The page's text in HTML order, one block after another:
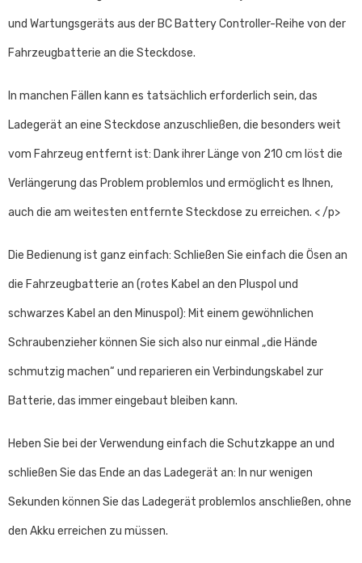
und Wartungsgeräts aus der BC Battery Controller-Reihe von der
Fahrzeugbatterie an die Steckdose.
In manchen Fällen kann es tatsächlich erforderlich sein, das
Ladegerät an eine Steckdose anzuschließen, die besonders weit
vom Fahrzeug entfernt ist: Dank ihrer Länge von 210 cm löst die
Verlängerung das Problem problemlos und ermöglicht es Ihnen,
auch die am weitesten entfernte Steckdose zu erreichen. < /p>
Die Bedienung ist ganz einfach: Schließen Sie einfach die Ösen an
die Fahrzeugbatterie an (rotes Kabel an den Pluspol und
schwarzes Kabel an den Minuspol): Mit einem gewöhnlichen
Schraubenzieher können Sie sich also nur einmal „die Hände
schmutzig machen“ und reparieren ein Verbindungskabel zur
Batterie, das immer eingebaut bleiben kann.
Heben Sie bei der Verwendung einfach die Schutzkappe an und
schließen Sie das Ende an das Ladegerät an: In nur wenigen
Sekunden können Sie das Ladegerät problemlos anschließen, ohne
den Akku erreichen zu müssen.